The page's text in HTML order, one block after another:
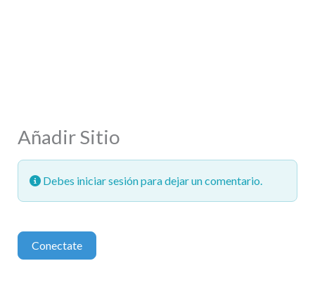
Añadir Sitio
Debes iniciar sesión para dejar un comentario.
Conectate